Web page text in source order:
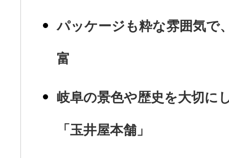
パッケージも粋な雰囲気で
富
岐阜の景色や歴史を大切に
「玉井屋本舗」